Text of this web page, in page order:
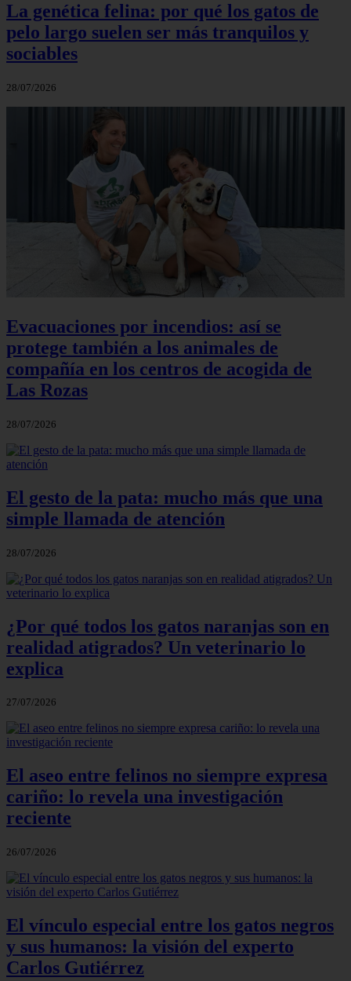
La genética felina: por qué los gatos de
pelo largo suelen ser más tranquilos y
sociables
28/07/2026
Evacuaciones por incendios: así se
protege también a los animales de
compañía en los centros de acogida de
Las Rozas
28/07/2026
El gesto de la pata: mucho más que una
simple llamada de atención
28/07/2026
¿Por qué todos los gatos naranjas son en
realidad atigrados? Un veterinario lo
explica
27/07/2026
El aseo entre felinos no siempre expresa
cariño: lo revela una investigación
reciente
26/07/2026
El vínculo especial entre los gatos negros
y sus humanos: la visión del experto
Carlos Gutiérrez